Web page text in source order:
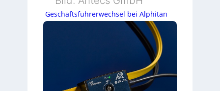
Geschäftsführerwechsel bei Alphitan